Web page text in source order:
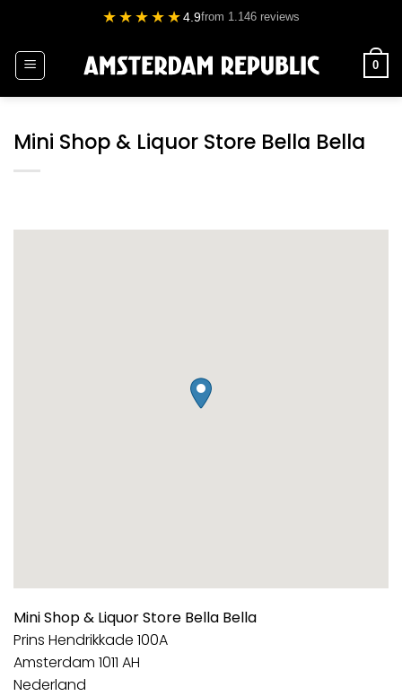
inhoud
★★★★★4.9from 1.146 reviews
0
Mini Shop & Liquor Store Bella Bella
Mini Shop & Liquor Store Bella Bella
Prins Hendrikkade 100A
Amsterdam 1011 AH
Nederland